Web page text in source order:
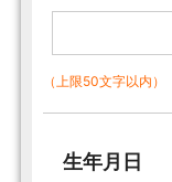
（上限50文字以内）
生年月日